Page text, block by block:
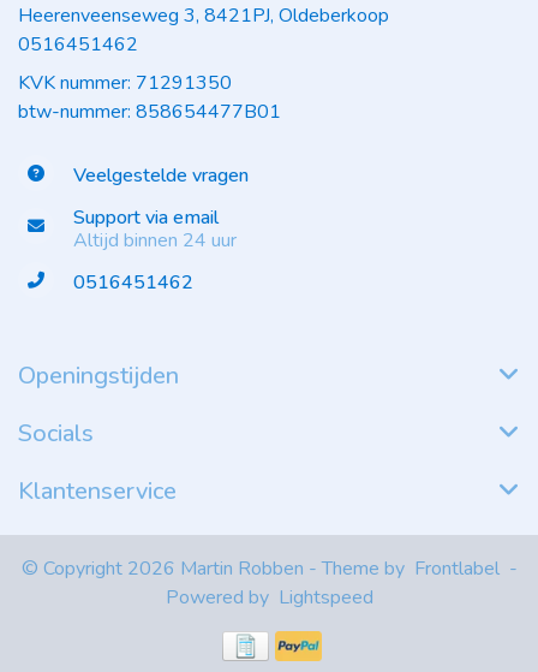
Heerenveenseweg 3, 8421PJ, Oldeberkoop
0516451462
KVK nummer: 71291350
btw-nummer: 858654477B01
Veelgestelde vragen
Support via email
Altijd binnen 24 uur
0516451462
Openingstijden
Socials
Klantenservice
© Copyright 2026 Martin Robben - Theme by Frontlabel -
Powered by Lightspeed